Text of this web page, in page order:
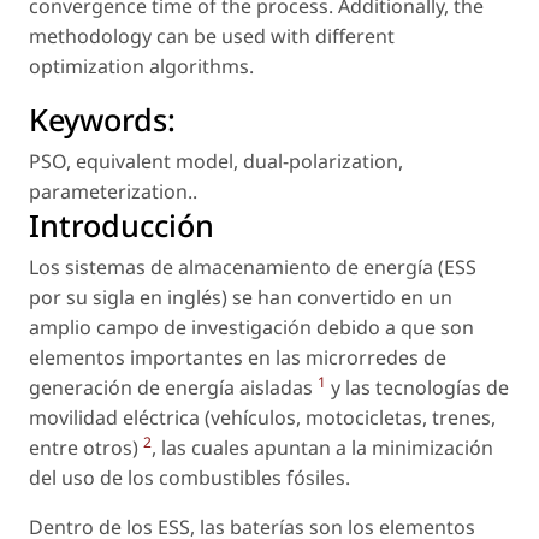
convergence time of the process. Additionally, the
methodology can be used with different
optimization algorithms.
Keywords:
PSO, equivalent model, dual-polarization,
parameterization..
Introducción
Los sistemas de almacenamiento de energía (ESS
por su sigla en inglés) se han convertido en un
amplio campo de investigación debido a que son
elementos importantes en las microrredes de
generación de energía aisladas 1 y las tecnologías de
movilidad eléctrica (vehículos, motocicletas, trenes,
entre otros) 2, las cuales apuntan a la minimización
del uso de los combustibles fósiles.
Dentro de los ESS, las baterías son los elementos